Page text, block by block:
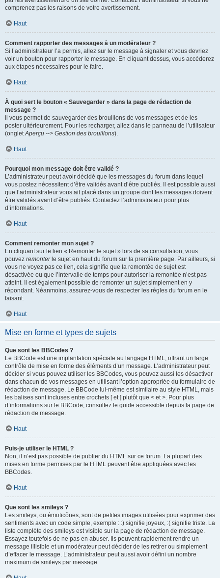
comprenez pas les raisons de votre avertissement.
Haut
Comment rapporter des messages à un modérateur ?
Si l’administrateur l’a permis, allez sur le message à signaler et vous devriez
voir un bouton pour rapporter le message. En cliquant dessus, vous accéderez
aux étapes nécessaires pour le faire.
Haut
À quoi sert le bouton « Sauvegarder » dans la page de rédaction de
message ?
Il vous permet de sauvegarder des brouillons de vos messages et de les
poster ultérieurement. Pour les recharger, allez dans le panneau de l’utilisateur
(ongletAperçu --> Gestion des brouillons).
Haut
Pourquoi mon message doit être validé ?
L’administrateur peut avoir décidé que les messages du forum dans lequel
vous postez nécessitent d’être validés avant d’être publiés. Il est possible aussi
que l’administrateur vous ait placé dans un groupe dont les messages doivent
être validés avant d’être publiés. Contactez l’administrateur pour plus
d’informations.
Haut
Comment remonter mon sujet ?
En cliquant sur le lien « Remonter le sujet » lors de sa consultation, vous
pouvez remonterle sujet en haut du forum sur la première page. Par ailleurs, si
vous ne voyez pas ce lien, cela signifie que la remontée de sujet est
désactivée ou que l’intervalle de temps pour autoriser la remontée n’est pas
atteint. Il est également possible de remonter un sujet simplement en y
répondant. Néanmoins, assurez-vous de respecter les règles du forum en le
faisant.
Haut
Mise en forme et types de sujets
Que sont les BBCodes ?
Le BBCode est une implantation spéciale au langage HTML, offrant un large
contrôle de mise en forme des éléments d’un message. L’administrateur peut
décider si vous pouvez utiliser les BBCodes, vous pouvez aussi les désactiver
dans chacun de vos messages en utilisant l’option appropriée du formulaire de
rédaction de message. Le BBCode lui-même est similaire au style HTML, mais
les balises sont incluses entre crochets [ et ] plutôt que < et >. Pour plus
d’informations sur le BBCode, consultez le guide accessible depuis la page de
rédaction de message.
Haut
Puis-je utiliser le HTML ?
Non, il n’est pas possible de publier du HTML sur ce forum. La plupart des
mises en forme permises par le HTML peuvent être appliquées avec les
BBCodes.
Haut
Que sont les smileys ?
Les smileys, ou émoticônes, sont de petites images utilisées pour exprimer des
sentiments avec un code simple, exemple : :) signifie joyeux, :( signifie triste. La
liste complète des smileys est visible sur la page de rédaction de message.
Essayez toutefois de ne pas en abuser. Ils peuvent rapidement rendre un
message illisible et un modérateur peut décider de les retirer ou simplement
d’effacer le message. L’administrateur peut aussi avoir défini un nombre
maximum de smileys par message.